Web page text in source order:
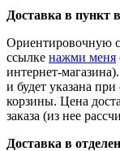
Доставка в
Ориентировочную
ссылке нажми меня
интернет-
и будет указана
корзины. Цена
заказа (из нее
Доставка в